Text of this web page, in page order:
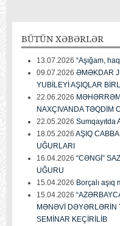
BÜTÜN XƏBƏRLƏR
13.07.2026 “Aşığam,
09.07.2026 ƏMƏKDAR
YUBİLEYİ AŞIQLAR
22.06.2026 MƏHƏRRƏM
NAXÇIVANDA TƏQDİM
22.05.2026 Sumqayıtda
18.05.2026 AŞIQ
UĞURLARI
16.04.2026 “CƏNGİ”
UĞURU
15.04.2026 Borçalı
15.04.2026
MƏNƏVİ DƏYƏRLƏRİN
SEMİNAR KEÇİRİLİB